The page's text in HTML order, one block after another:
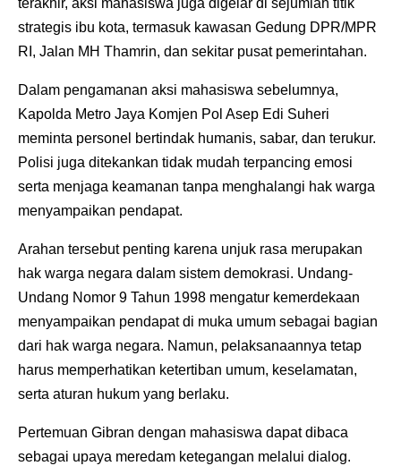
terakhir, aksi mahasiswa juga digelar di sejumlah titik
strategis ibu kota, termasuk kawasan Gedung DPR/MPR
RI, Jalan MH Thamrin, dan sekitar pusat pemerintahan.
Dalam pengamanan aksi mahasiswa sebelumnya,
Kapolda Metro Jaya Komjen Pol Asep Edi Suheri
meminta personel bertindak humanis, sabar, dan terukur.
Polisi juga ditekankan tidak mudah terpancing emosi
serta menjaga keamanan tanpa menghalangi hak warga
menyampaikan pendapat.
Arahan tersebut penting karena unjuk rasa merupakan
hak warga negara dalam sistem demokrasi. Undang-
Undang Nomor 9 Tahun 1998 mengatur kemerdekaan
menyampaikan pendapat di muka umum sebagai bagian
dari hak warga negara. Namun, pelaksanaannya tetap
harus memperhatikan ketertiban umum, keselamatan,
serta aturan hukum yang berlaku.
Pertemuan Gibran dengan mahasiswa dapat dibaca
sebagai upaya meredam ketegangan melalui dialog.